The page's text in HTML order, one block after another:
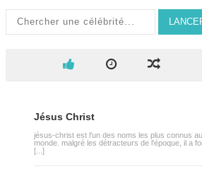
Jésus Christ
jésus-christ est l'un des noms les plus connus au
monde. malgré les détracteurs de l'époque, il a
[...]